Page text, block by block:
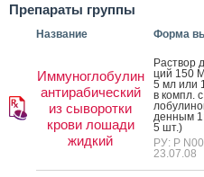
Препараты группы
Название Форма
Иммуноглобулин
антирабический
из сыворотки
крови лошади
жидкий
Рас­твор
ций 150
5 мл или
в компл.
ден­ным
5 шт.)
РУ: Р
23.07.08